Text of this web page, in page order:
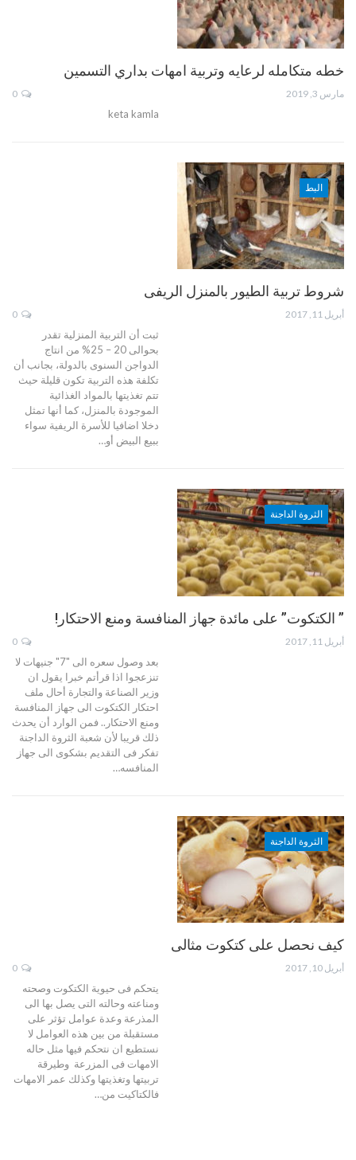
خطه متكامله لرعايه وتربية امهات بداري التسمين
مارس 3, 2019
keta kamla
البط
شروط تربية الطيور بالمنزل الريفى
أبريل 11, 2017
ثبت أن التربية المنزلية تقدر
بحوالى 20 – 25% من انتاج
الدواجن السنوى بالدولة، بجانب أن
تكلفة هذه التربية تكون قليلة حيث
تتم تغذيتها بالمواد الغذائية
الموجودة بالمنزل، كما أنها تمثل
دخلا اضافيا للأسرة الريفية سواء
ببيع البيض أو…
الثروة الداجنة
” الكتكوت” على مائدة جهاز المنافسة ومنع الاحتكار!
أبريل 11, 2017
بعد وصول سعره الى "7" جنيهات لا
تنزعجوا اذا قرأتم خبرا يقول ان
وزير الصناعة والتجارة أحال ملف
احتكار الكتكوت الى جهاز المنافسة
ومنع الاحتكار.. فمن الوارد أن يحدث
ذلك قريبا لأن شعبة الثروة الداجنة
تفكر فى التقديم بشكوى الى جهاز
المنافسه…
الثروة الداجنة
كيف نحصل على كتكوت مثالى
أبريل 10, 2017
يتحكم فى حيوية الكتكوت وصحته
ومناعته وحالته التى يصل بها الى
المذرعة وعدة عوامل تؤثر على
مستقبلة من بين هذه العوامل لا
نستطيع ان نتحكم فيها مثل حاله
الامهات فى المزرعة وطيرقة
تربيتها وتغذيتها وكذلك عمر الامهات
فالكتاكيت من…